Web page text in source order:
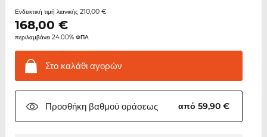
Ενδεικτική τιμή λιανικής 210,00 €
168,00 €
περιλαμβάνει 24.00% ΦΠΑ
Στο καλάθιαγορών
Προσθήκη βαθμούοράσεως από 59,90 €